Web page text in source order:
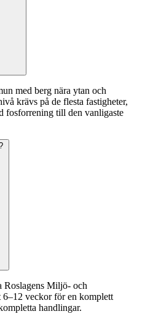
med berg nära ytan och
krävs på de flesta fastigheter,
fosforrening till den vanligaste
Roslagens Miljö- och
6–12 veckor för en komplett
handlingar.